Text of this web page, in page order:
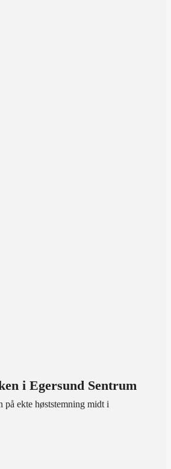
i Egersund Sentrum
på ekte høststemning midt i